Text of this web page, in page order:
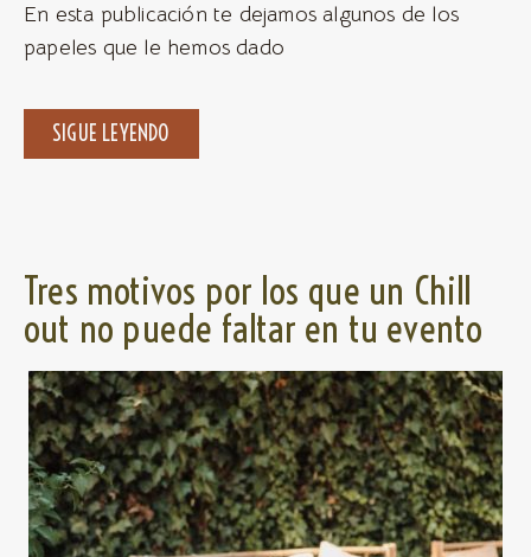
En esta publicación te dejamos algunos de los
papeles que le hemos dado
SIGUE LEYENDO
Tres motivos por los que un Chill
out no puede faltar en tu evento